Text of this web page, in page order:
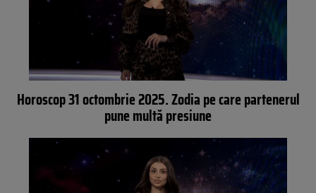
Horoscop 31 octombrie 2025. Zodia pe care partenerul
pune multă presiune